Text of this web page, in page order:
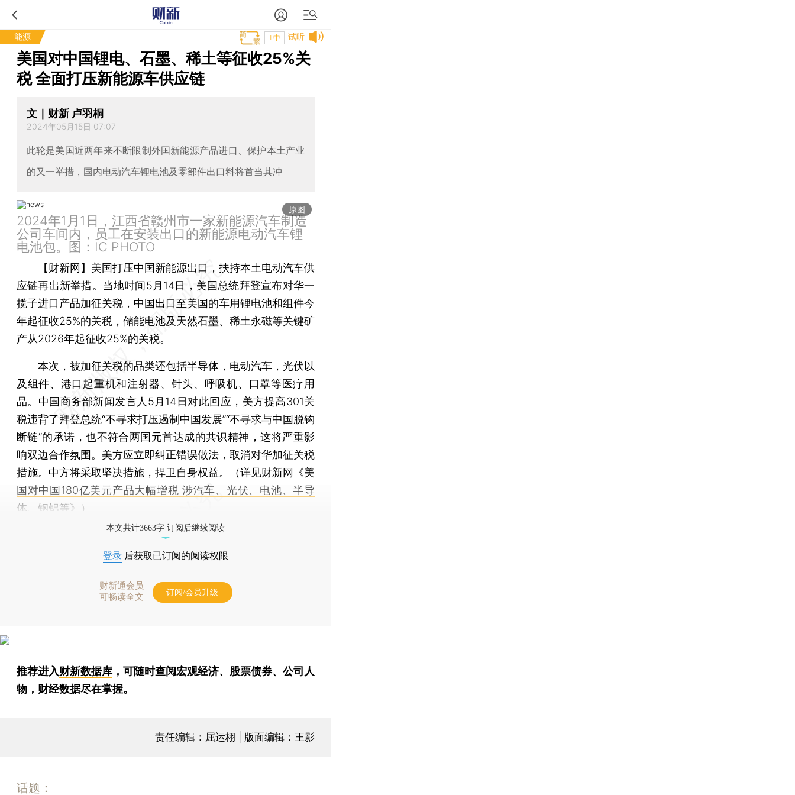
能源 试听
T中
美国对中国锂电、石墨、稀土等征收25%关
税 全面打压新能源车供应链
文｜财新 卢羽桐
2024年05月15日 07:07
此轮是美国近两年来不断限制外国新能源产品进口、保护本土产业
的又一举措，国内电动汽车锂电池及零部件出口料将首当其冲
原图
2024年1月1日，江西省赣州市一家新能源汽车制造
公司车间内，员工在安装出口的新能源电动汽车锂
电池包。图：IC PHOTO
【财新网】 美国打压中国新能源出口，扶持本土电动汽车供
应链再出新举措。当地时间5月14日，美国总统拜登宣布对华一
揽子进口产品加征关税，中国出口至美国的车用锂电池和组件今
年起征收25%的关税，储能电池及天然石墨、稀土永磁等关键矿
产从2026年起征收25%的关税。
本次，被加征关税的品类还包括半导体，电动汽车，光伏以
及组件、港口起重机和注射器、针头、呼吸机、口罩等医疗用
品。中国商务部新闻发言人5月14日对此回应，美方提高301关
税违背了拜登总统“不寻求打压遏制中国发展”“不寻求与中国脱钩
断链”的承诺，也不符合两国元首达成的共识精神，这将严重影
响双边合作氛围。美方应立即纠正错误做法，取消对华加征关税
措施。中方将采取坚决措施，捍卫自身权益。（详见财新网《美
国对中国180亿美元产品大幅增税 涉汽车、光伏、电池、半导
体、钢铝等》）
本文共计3663字 订阅后继续阅读
登录 后获取已订阅的阅读权限
财新通会员
可畅读全文
订阅/会员升级
推荐进入财新数据库 ，可随时查阅宏观经济、股票债券、公司人
物，财经数据尽在掌握。
责任编辑：屈运栩 | 版面编辑：王影
话题：